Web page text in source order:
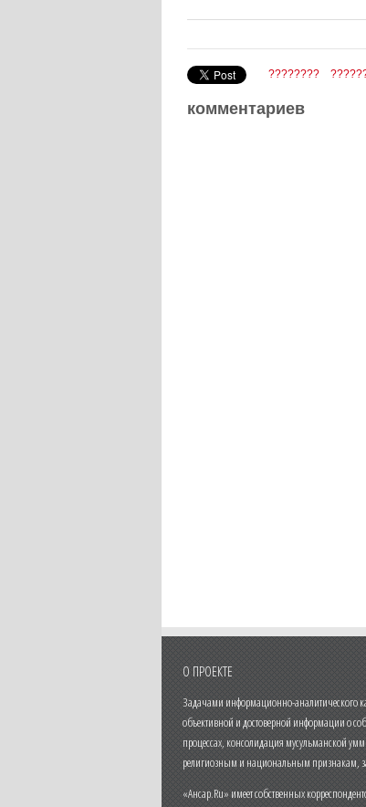
????????
комментариев
О ПРОЕКТЕ
Задачами информационно-аналитического
объективной и достоверной информации о
процессах, консолидация мусульманской
религиозным и национальным признакам,
«Ансар.Ru» имеет собственных